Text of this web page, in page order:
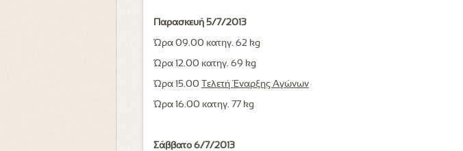
Παρασκευή 5/7/2013
Ώρα 09.00 κατηγ. 62 kg
Ώρα 12.00 κατηγ. 69 kg
Ώρα 15.00 Τελετή Έναρξης Αγώνων
Ώρα 16.00 κατηγ. 77 kg
Σάββατο 6/7/2013